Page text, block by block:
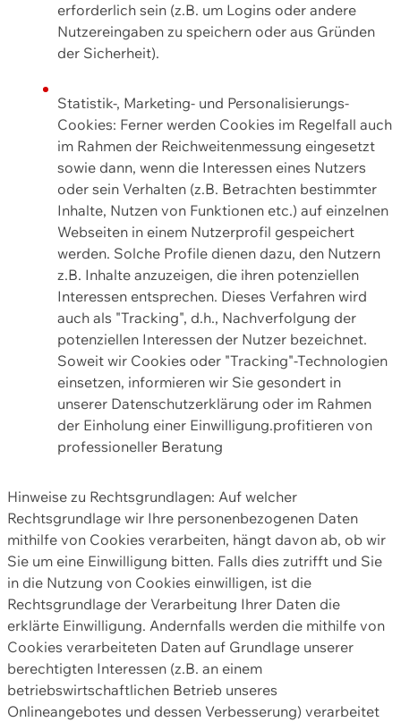
erforderlich sein (z.B. um Logins oder andere
Nutzereingaben zu speichern oder aus Gründen
der Sicherheit).
Statistik-, Marketing- und Personalisierungs-
Cookies: Ferner werden Cookies im Regelfall auch
im Rahmen der Reichweitenmessung eingesetzt
sowie dann, wenn die Interessen eines Nutzers
oder sein Verhalten (z.B. Betrachten bestimmter
Inhalte, Nutzen von Funktionen etc.) auf einzelnen
Webseiten in einem Nutzerprofil gespeichert
werden. Solche Profile dienen dazu, den Nutzern
z.B. Inhalte anzuzeigen, die ihren potenziellen
Interessen entsprechen. Dieses Verfahren wird
auch als "Tracking", d.h., Nachverfolgung der
potenziellen Interessen der Nutzer bezeichnet.
Soweit wir Cookies oder "Tracking"-Technologien
einsetzen, informieren wir Sie gesondert in
unserer Datenschutzerklärung oder im Rahmen
der Einholung einer Einwilligung.profitieren von
professioneller Beratung
Hinweise zu Rechtsgrundlagen: Auf welcher
Rechtsgrundlage wir Ihre personenbezogenen Daten
mithilfe von Cookies verarbeiten, hängt davon ab, ob wir
Sie um eine Einwilligung bitten. Falls dies zutrifft und Sie
in die Nutzung von Cookies einwilligen, ist die
Rechtsgrundlage der Verarbeitung Ihrer Daten die
erklärte Einwilligung. Andernfalls werden die mithilfe von
Cookies verarbeiteten Daten auf Grundlage unserer
berechtigten Interessen (z.B. an einem
betriebswirtschaftlichen Betrieb unseres
Onlineangebotes und dessen Verbesserung) verarbeitet